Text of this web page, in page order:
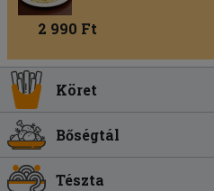
2 990 Ft
Köret
Bőségtál
Tészta